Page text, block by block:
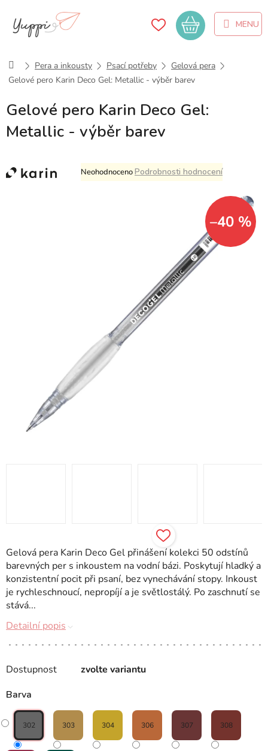
obsah
Nákupní
košík
DomůPera a inkousty Psací potřeby
Gelová pera
Gelové pero Karin Deco Gel: Metallic - výběr barev
Gelové pero Karin Deco Gel:
Metallic - výběr barev
Průměrné
hodnocení
NeohodnocenoPodrobnosti hodnocení
–40 %
Dostupnost zvolte variantu
Barva
302 303 304 306 307 308
Gelová pera Karin Deco Gel přinášení kolekci 50 odstínů
barevných per s inkoustem na vodní bázi. Poskytují hladký a
konzistentní pocit při psaní, bez vynechávání stopy. Inkoust
je rychleschnoucí, nepropíjí a je světlostálý. Po zaschnutí se
stává...
Detailní popis